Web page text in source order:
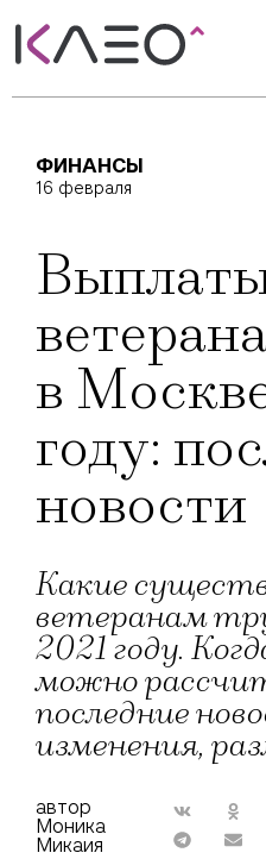
ФИНАНСЫ
16 февраля
в
году:
новости
Какие
ветеранам
2021 году.
можно
последние
изменения,
автор
Моника
Микаия